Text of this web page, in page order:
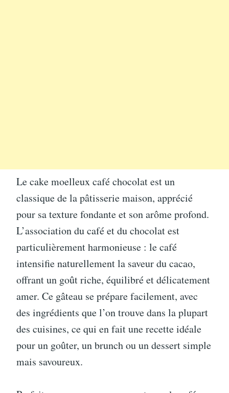
Le cake moelleux café chocolat est un
classique de la pâtisserie maison, apprécié
pour sa texture fondante et son arôme profond.
L’association du café et du chocolat est
particulièrement harmonieuse : le café
intensifie naturellement la saveur du cacao,
offrant un goût riche, équilibré et délicatement
amer. Ce gâteau se prépare facilement, avec
des ingrédients que l’on trouve dans la plupart
des cuisines, ce qui en fait une recette idéale
pour un goûter, un brunch ou un dessert simple
mais savoureux.